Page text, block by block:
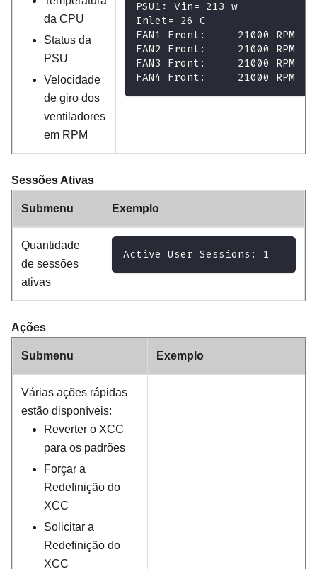
da CPU
Status da
PSU
Velocidade
de giro dos
ventiladores
em RPM
PSU1: Vin= 213 w
Inlet= 26 C
FAN1 Front:     21000 RPM
FAN2 Front:     21000 RPM
FAN3 Front:     21000 RPM
FAN4 Front:     21000 RPM
Sessões Ativas
Submenu Exemplo
Quantidade
de sessões
ativas
Active User Sessions: 1
Ações
Submenu Exemplo
Várias ações rápidas
estão disponíveis:
Reverter o XCC
para os padrões
Forçar a
Redefinição do
XCC
Solicitar a
Redefinição do
XCC